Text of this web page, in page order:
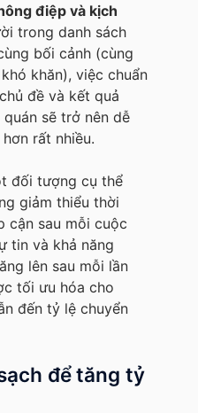
điệp và kịch
trong danh sách
bối cảnh (cùng
khăn), việc chuẩn
đề và kết quả
sẽ trở nên dễ
rất nhiều.
đối tượng cụ thể
giảm thiểu thời
cận sau mỗi cuộc
tin và khả năng
lên sau mỗi lần
tối ưu hóa cho
đến tỷ lệ chuyển
để tăng tỷ